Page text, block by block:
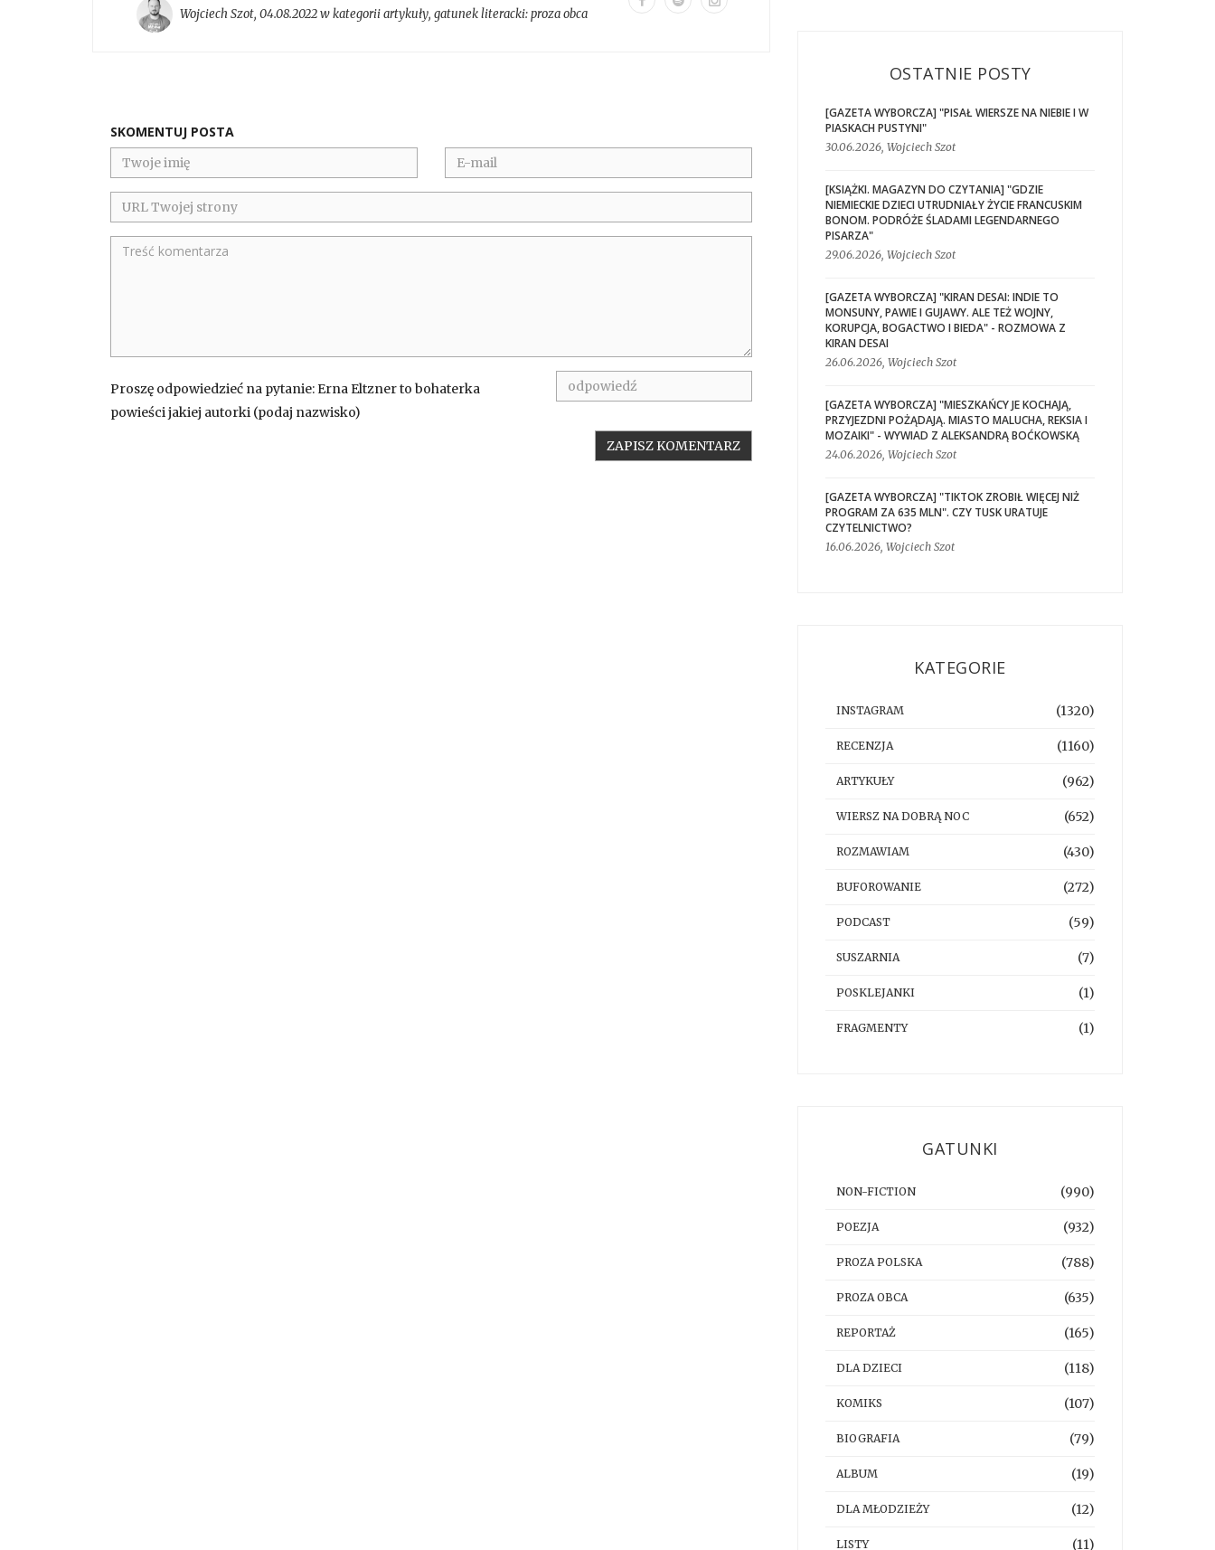
Wojciech Szot, 04.08.2022 w kategoriiartykuły, gatunek literacki:proza obca
SKOMENTUJ POSTA
Proszę odpowiedzieć na pytanie: Erna Eltzner to bohaterka
powieści jakiej autorki (podaj nazwisko)
OSTATNIE POSTY
[GAZETA WYBORCZA] "PISAŁ WIERSZE NA NIEBIE I W
PIASKACH PUSTYNI"
30.06.2026, Wojciech Szot
[KSIĄŻKI. MAGAZYN DO CZYTANIA] "GDZIE
NIEMIECKIE DZIECI UTRUDNIAŁY ŻYCIE FRANCUSKIM
BONOM. PODRÓŻE ŚLADAMI LEGENDARNEGO
PISARZA"
29.06.2026, Wojciech Szot
[GAZETA WYBORCZA] "KIRAN DESAI: INDIE TO
MONSUNY, PAWIE I GUJAWY. ALE TEŻ WOJNY,
KORUPCJA, BOGACTWO I BIEDA" - ROZMOWA Z
KIRAN DESAI
26.06.2026, Wojciech Szot
[GAZETA WYBORCZA] "MIESZKAŃCY JE KOCHAJĄ,
PRZYJEZDNI POŻĄDAJĄ. MIASTO MALUCHA, REKSIA I
MOZAIKI" - WYWIAD Z ALEKSANDRĄ BOĆKOWSKĄ
24.06.2026, Wojciech Szot
[GAZETA WYBORCZA] "TIKTOK ZROBIŁ WIĘCEJ NIŻ
PROGRAM ZA 635 MLN". CZY TUSK URATUJE
CZYTELNICTWO?
16.06.2026, Wojciech Szot
KATEGORIE
INSTAGRAM (1320)
RECENZJA (1160)
ARTYKUŁY (962)
WIERSZ NA DOBRĄ NOC (652)
ROZMAWIAM (430)
BUFOROWANIE (272)
PODCAST (59)
SUSZARNIA (7)
POSKLEJANKI (1)
FRAGMENTY (1)
GATUNKI
NON-FICTION (990)
POEZJA (932)
PROZA POLSKA (788)
PROZA OBCA (635)
REPORTAŻ (165)
DLA DZIECI (118)
KOMIKS (107)
BIOGRAFIA (79)
ALBUM (19)
DLA MŁODZIEŻY (12)
LISTY (11)